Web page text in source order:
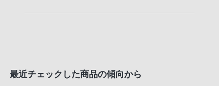
最近チェックした商品の傾向から